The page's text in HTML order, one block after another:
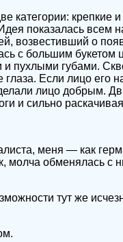
категории: крепкие
показалась всем
возвестивший о
с большим букетом
пухлыми губами.
Если лицо его
лицо добрым.
и сильно
меня — как
обменялась с
тут же